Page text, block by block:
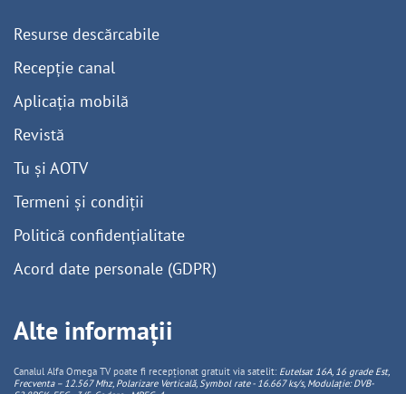
Resurse descărcabile
Recepție canal
Aplicația mobilă
Revistă
Tu și AOTV
Termeni și condiții
Politică confidențialitate
Acord date personale (GDPR)
Alte informații
Canalul Alfa Omega TV poate fi recepționat gratuit via satelit: Eutelsat 16A, 16 grade Est,
Frecventa – 12.567 Mhz, PolarizareVerticală, Symbol rate - 16.667 ks/s, Modulație: DVB-